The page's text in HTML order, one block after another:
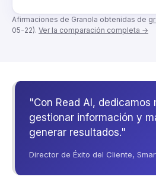
Afirmaciones de Granola obtenidas de
05-22). Ver la comparación completa →
"Con Read AI, dedicamos
gestionar información y
generar resultados."
Director de Éxito del Cliente,